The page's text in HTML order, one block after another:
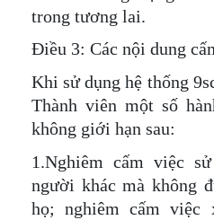
trong tương lai.
Điều 3: Các nội dung
Khi sử dụng hệ thống
Thành viên một số
không giới hạn sau:
1.Nghiêm cấm việc
người khác mà không
họ; nghiêm cấm việc